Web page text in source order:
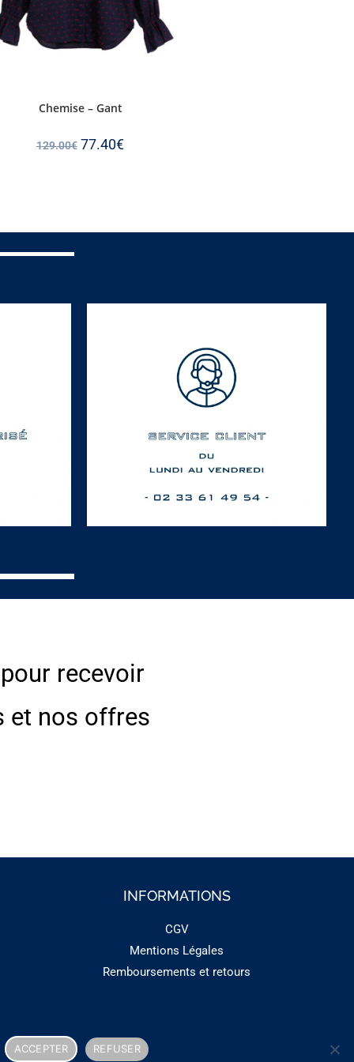
Chemise – Gant
129.00€ 77.40€
recevoir
et nos offres
INFORMATIONS
CGV
Mentions Légales
Remboursements et retours
ACCEPTER REFUSER